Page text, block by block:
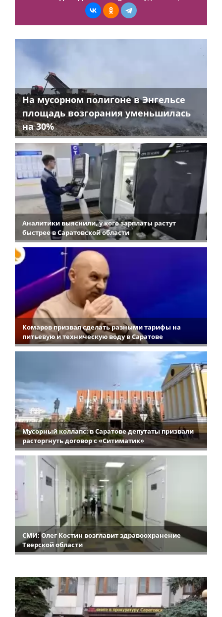
На мусорном полигоне в Энгельсе
площадь возгорания уменьшилась
на 30%
Аналитики выяснили, у кого зарплаты растут
быстрее в Саратовской области
Комаров призвал сделать разными тарифы на
питьевую и техническую воду в Саратове
Мусорный коллапс: в Саратове депутаты призвали
расторгнуть договор с «Ситиматик»
СМИ: Олег Костин возглавит здравоохранение
Тверской области